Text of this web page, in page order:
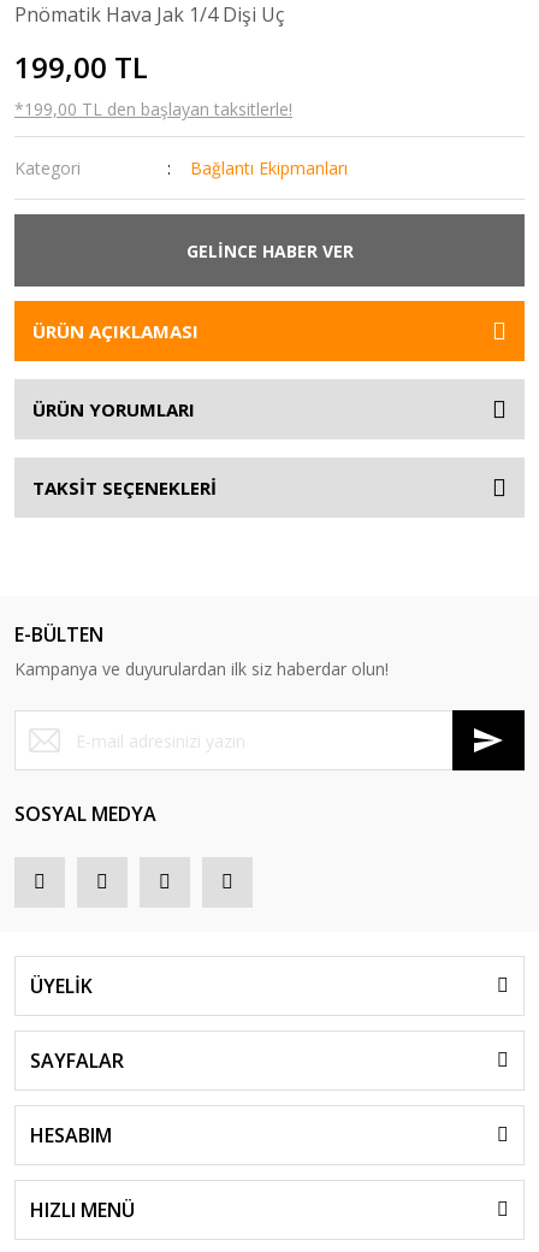
Pnömatik Hava Jak 1/4 Dişi Uç
199,00 TL
*199,00 TL den başlayan taksitlerle!
Kategori Bağlantı Ekipmanları
GELİNCE HABER VER
ÜRÜN AÇIKLAMASI
ÜRÜN YORUMLARI
TAKSİT SEÇENEKLERİ
E-BÜLTEN
Kampanya ve duyurulardan ilk siz haberdar olun!
SOSYAL MEDYA
ÜYELİK
SAYFALAR
HESABIM
HIZLI MENÜ